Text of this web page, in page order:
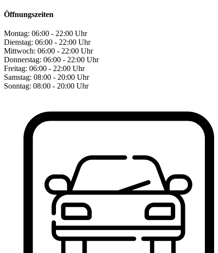
Öffnungszeiten
Montag: 06:00 - 22:00 Uhr
Dienstag: 06:00 - 22:00 Uhr
Mittwoch: 06:00 - 22:00 Uhr
Donnerstag: 06:00 - 22:00 Uhr
Freitag: 06:00 - 22:00 Uhr
Samstag: 08:00 - 20:00 Uhr
Sonntag: 08:00 - 20:00 Uhr